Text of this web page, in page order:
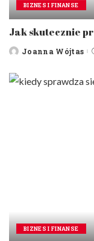
BIZNES I FINANSE
Jak skutecznie
PostedJoanna Wójtas
BIZNES I FINANSE